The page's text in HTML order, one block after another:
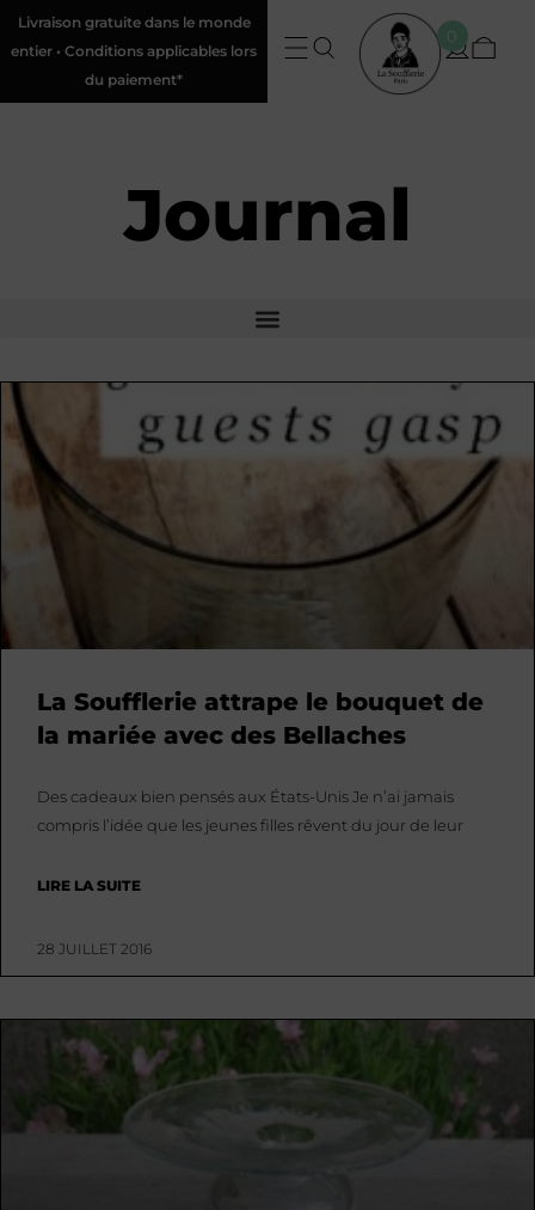
Livraison gratuite dans le monde
entier • Conditions applicables lors
du paiement*
0
Journal
La Soufflerie attrape le bouquet de
la mariée avec des Bellaches
Des cadeaux bien pensés aux États-Unis Je n’ai jamais
compris l’idée que les jeunes filles rêvent du jour de leur
LIRE LA SUITE
28 JUILLET 2016